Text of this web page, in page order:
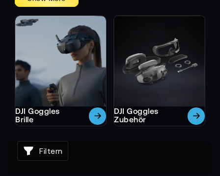
dementsprechende auch bei maximaler
Geschwindigkeit eine hervorragende
Videoübertragung. Dafür sorgen die automatisierte
FHSS-Technologie sowie das QcuSync-
Videoübertragungs- und Kameramodul. Außerdem
verfügt die DJI Goggles Racing Edition über 12
Übertragungskanäle und über die Möglichkeit, zwei
Paar der DJI Goggles Racing Edition miteinander zu
verbinden.
DJI Goggles
Brille
DJI Goggles
Zubehör
Filtern